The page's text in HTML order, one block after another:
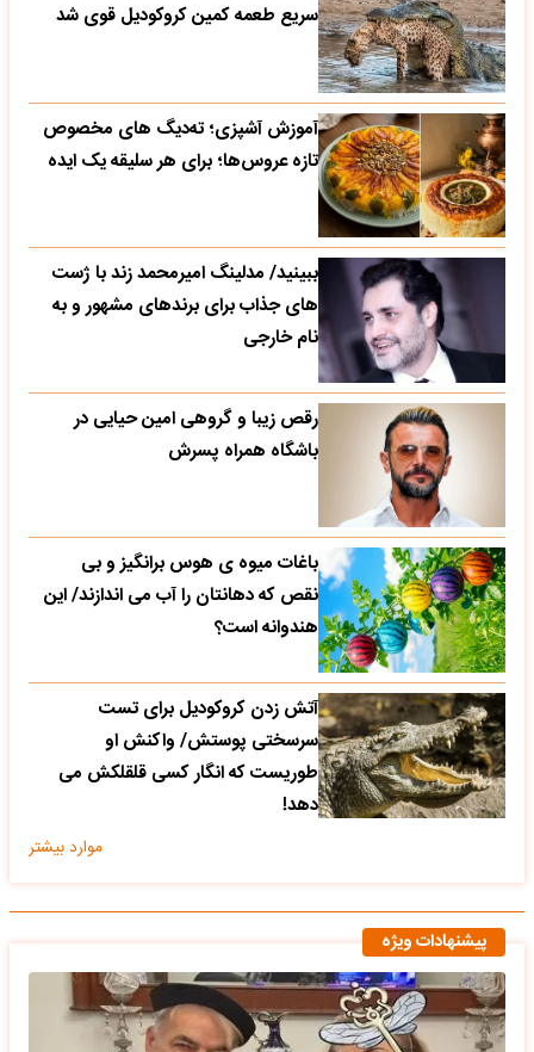
سریع طعمه کمین کروکودیل قوی شد
آموزش آشپزی؛ ته‌دیگ‌ های مخصوص
تازه‌ عروس‌ها؛ برای هر سلیقه یک ایده
ببینید/ مدلینگ امیرمحمد زند با ژست
های جذاب برای برندهای مشهور و به
نام خارجی
رقص زیبا و گروهی امین حیایی در
باشگاه همراه پسرش
باغات میوه ی هوس برانگیز و بی
نقص که دهانتان را آب می اندازند/ این
هندوانه است؟
آتش زدن کروکودیل برای تست
سرسختی پوستش/ واکنش او
طوریست که انگار کسی قلقلکش می
دهد!
موارد بیشتر
پیشنهادات ویژه